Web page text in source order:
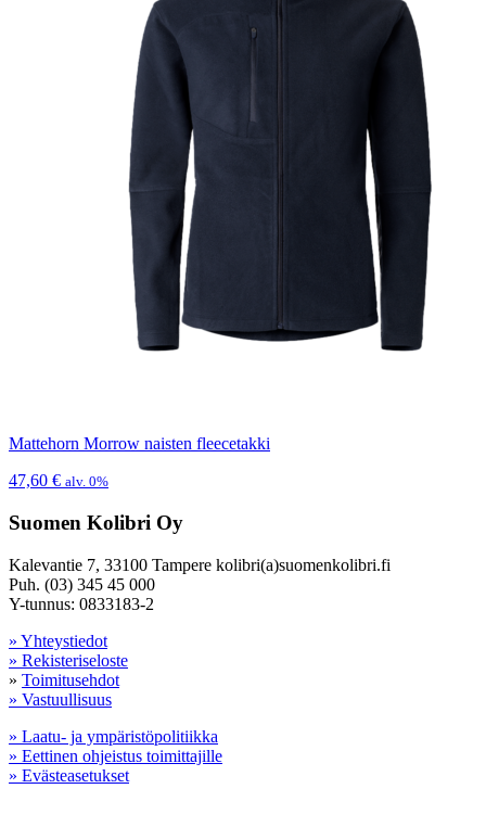
Mattehorn Morrow naisten fleecetakki
47,60 € alv. 0%
Suomen Kolibri Oy
Kalevantie 7, 33100 Tampere kolibri(a)suomenkolibri.fi
Puh. (03) 345 45 000
Y-tunnus: 0833183-2
» Yhteystiedot
» Rekisteriseloste
» Toimitusehdot
» Vastuullisuus
» Laatu- ja ympäristöpolitiikka
» Eettinen ohjeistus toimittajille
» Evästeasetukset